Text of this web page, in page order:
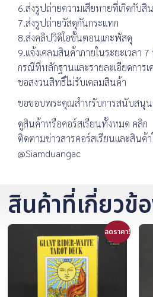
6.ส่งรูปถ่ายความเสียหายที่เกิดกับสิ
7.ส่งรูปถ่ายวัสดุกันกระแทก
8.ส่งคลิปวิดิโอขั้นตอนแกะพัสดุ
9.แจ้งเคลมสินค้าภายในระยะเวลา 7
กรณีที่หลักฐานและรายละเอียดการ
ขอสงวนสิทธิ์ไม่รับเคลมสินค้า
ขอขอบพระคุณสำหรับการสนับสนุน
ดูสินค้าหรือคอร์สเรียนทั้งหมด คลิก
ติดตามข่าวสารคอร์สเรียนและสินค้
@Siamduangac
สินค้าที่เกี่ยวข้
ลดราคา!